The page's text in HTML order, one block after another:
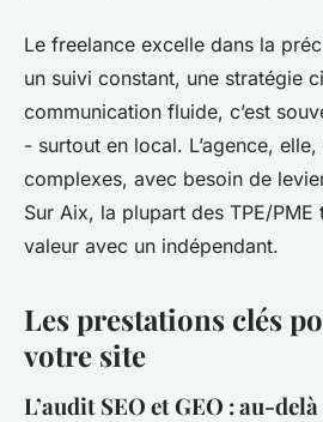
Le freelance excelle dans la
un suivi constant, une stratégie
communication fluide, c’est
- surtout en local. L’agence,
complexes, avec besoin de
Sur Aix, la plupart des TPE/
valeur avec un indépendant.
Les prestations clés
votre site
L’audit SEO et GEO : au-